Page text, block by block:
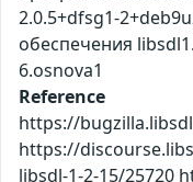
2.0.5+dfsg1-
обеспечения
6.osnova1
Reference
https://
https://
libsdl-1-2-15/25720